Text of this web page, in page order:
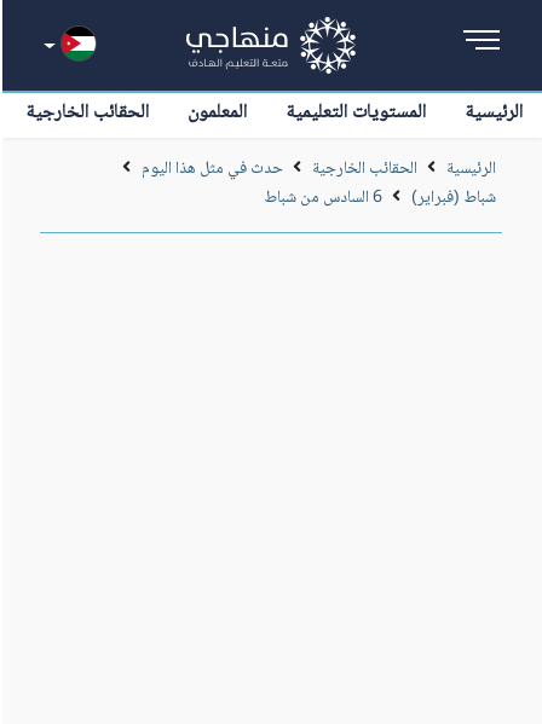
الرئيسية المستويات التعليمية المعلمون الحقائب الخارجية
الرئيسية الحقائب الخارجية
حدث في مثل هذا اليوم
شباط (فبراير)
6 السادس من شباط